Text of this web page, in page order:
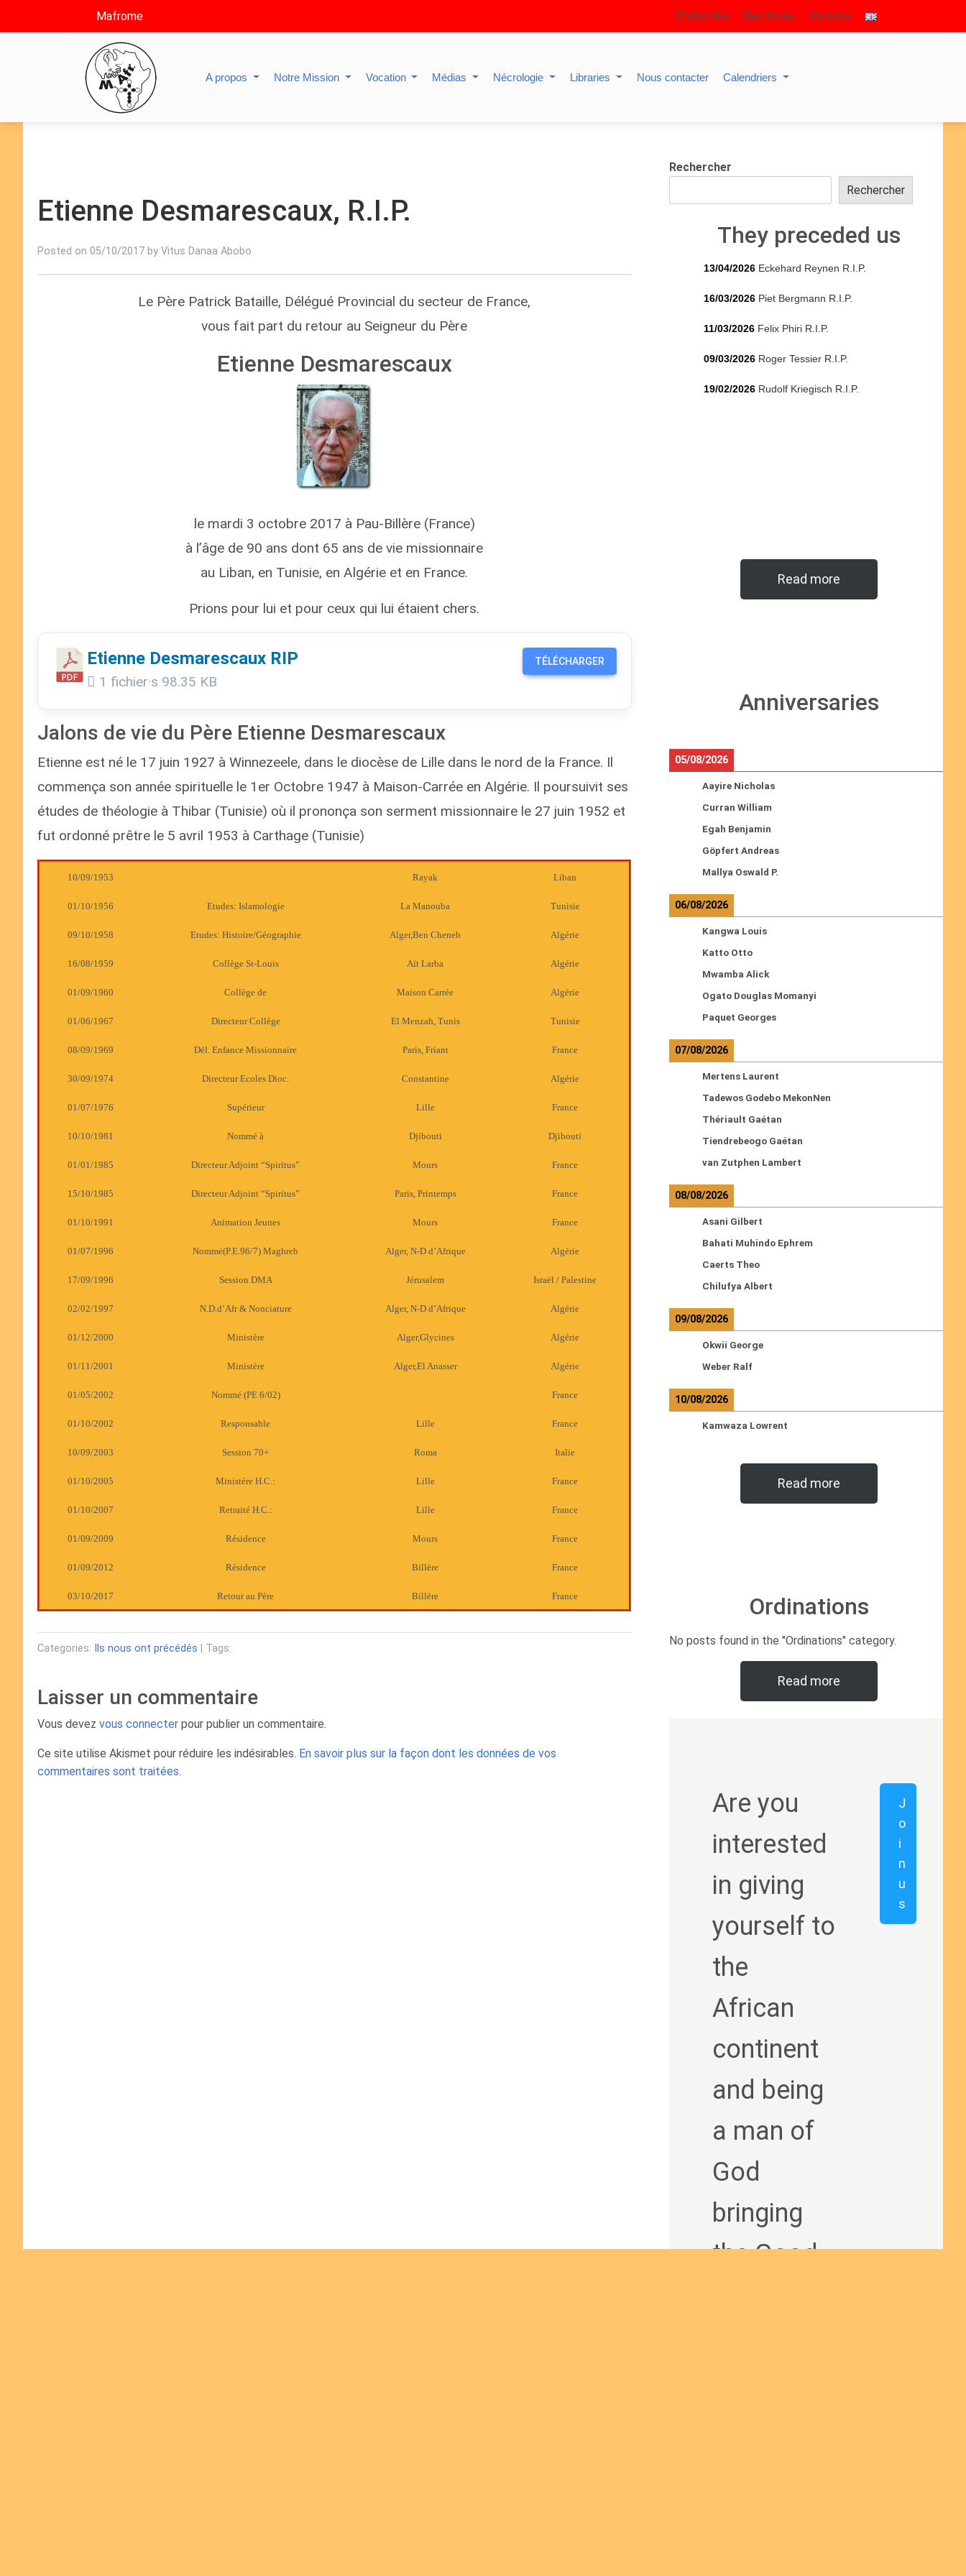
Mafrome S’identifier Facebook Youtube
A propos Notre Mission Vocation Médias Nécrologie Libraries Nous contacter Calendriers
Etienne Desmarescaux, R.I.P.
Posted on 05/10/2017 by Vitus Danaa Abobo
Le Père Patrick Bataille, Délégué Provincial du secteur de France,
vous fait part du retour au Seigneur du Père
Etienne Desmarescaux
le mardi 3 octobre 2017 à Pau-Billère (France)
à l’âge de 90 ans dont 65 ans de vie missionnaire
au Liban, en Tunisie, en Algérie et en France.
Prions pour lui et pour ceux qui lui étaient chers.
Etienne Desmarescaux RIP
1 fichier·s 98.35 KB
TÉLÉCHARGER
Jalons de vie du Père Etienne Desmarescaux
Etienne est né le 17 juin 1927 à Winnezeele, dans le diocèse de Lille dans le nord de la France. Il
commença son année spirituelle le 1er Octobre 1947 à Maison-Carrée en Algérie. Il poursuivit ses
études de théologie à Thibar (Tunisie) où il prononça son serment missionnaire le 27 juin 1952 et
fut ordonné prêtre le 5 avril 1953 à Carthage (Tunisie)
10/09/1953 Rayak Liban
01/10/1956 Etudes: Islamologie La Manouba Tunisie
09/10/1958 Etudes: Histoire/Géographie Alger,Ben Cheneb Algérie
16/08/1959 Collège St-Louis Aït Larba Algérie
01/09/1960 Collège de Maison Carrée Algérie
01/06/1967 Directeur Collège El Menzah, Tunis Tunisie
08/09/1969 Dél. Enfance Missionnaire Paris, Friant France
30/09/1974 Directeur Ecoles Dioc. Constantine Algérie
01/07/1976 Supérieur Lille France
10/10/1981 Nommé à Djibouti Djibouti
01/01/1985 Directeur Adjoint “Spiritus” Mours France
15/10/1985 Directeur Adjoint “Spiritus” Paris, Printemps France
01/10/1991 Animation Jeunes Mours France
01/07/1996 Nommé(P.E.96/7) Maghreb Alger, N-D d’Afrique Algérie
17/09/1996 Session DMA Jérusalem Israël / Palestine
02/02/1997 N.D.d’Afr & Nonciature Alger, N-D d’Afrique Algérie
01/12/2000 Ministère Alger,Glycines Algérie
01/11/2001 Ministère Alger,El Anasser Algérie
01/05/2002 Nommé (PE 6/02) France
01/10/2002 Responsable Lille France
10/09/2003 Session 70+ Roma Italie
01/10/2005 Ministère H.C.: Lille France
01/10/2007 Retraité H.C.: Lille France
01/09/2009 Résidence Mours France
01/09/2012 Résidence Billère France
03/10/2017 Retour au Père Billère France
Categories: Ils nous ont précédés | Tags:
Laisser un commentaire
Vous devez vous connecter pour publier un commentaire.
Ce site utilise Akismet pour réduire les indésirables. En savoir plus sur la façon dont les données de vos
commentaires sont traitées.
Rechercher
Rechercher
They preceded us
13/04/2026 Eckehard Reynen R.I.P.
16/03/2026 Piet Bergmann R.I.P.
11/03/2026 Felix Phiri R.I.P.
09/03/2026 Roger Tessier R.I.P.
19/02/2026 Rudolf Kriegisch R.I.P.
Read more
Anniversaries
05/08/2026
Aayire Nicholas
Curran William
Egah Benjamin
Göpfert Andreas
Mallya Oswald P.
06/08/2026
Kangwa Louis
Katto Otto
Mwamba Alick
Ogato Douglas Momanyi
Paquet Georges
07/08/2026
Mertens Laurent
Tadewos Godebo MekonNen
Thériault Gaétan
Tiendrebeogo Gaétan
van Zutphen Lambert
08/08/2026
Asani Gilbert
Bahati Muhindo Ephrem
Caerts Theo
Chilufya Albert
09/08/2026
Okwii George
Weber Ralf
10/08/2026
Kamwaza Lowrent
Read more
Ordinations
No posts found in the "Ordinations" category.
Read more
Are you
interested
in giving
yourself to
the
African
continent
and being
a man of
God
bringing
the Good
J
o
i
n
u
s